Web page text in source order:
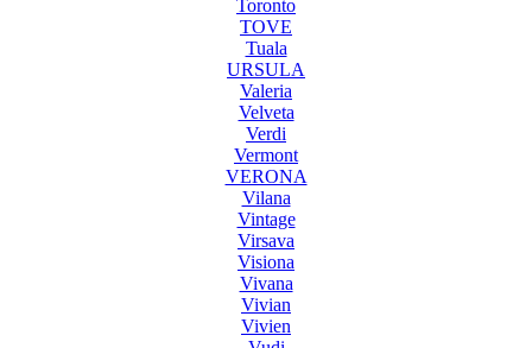
Toronto
TOVE
Tuala
URSULA
Valeria
Velveta
Verdi
Vermont
VERONA
Vilana
Vintage
Virsava
Visiona
Vivana
Vivian
Vivien